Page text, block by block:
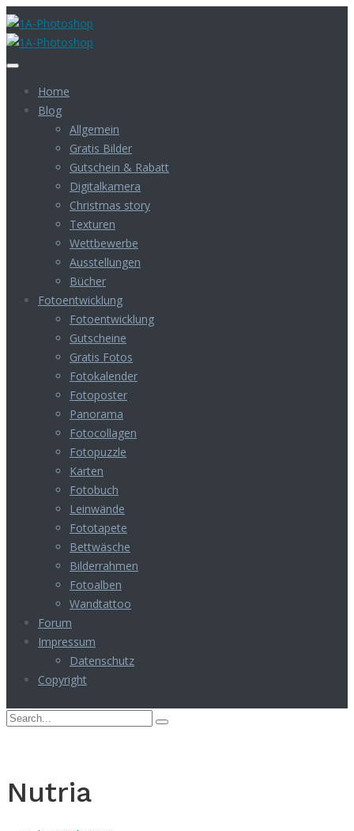
Home
Blog
Allgemein
Gratis Bilder
Gutschein & Rabatt
Digitalkamera
Christmas story
Texturen
Wettbewerbe
Ausstellungen
Bücher
Fotoentwicklung
Fotoentwicklung
Gutscheine
Gratis Fotos
Fotokalender
Fotoposter
Panorama
Fotocollagen
Fotopuzzle
Karten
Fotobuch
Leinwände
Fototapete
Bettwäsche
Bilderrahmen
Fotoalben
Wandtattoo
Forum
Impressum
Datenschutz
Copyright
Nutria